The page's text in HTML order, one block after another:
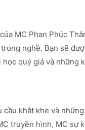
MC Phan Phúc
nghề. Bạn sẽ
quý giá và những
khắt khe và
truyền hình, MC sự